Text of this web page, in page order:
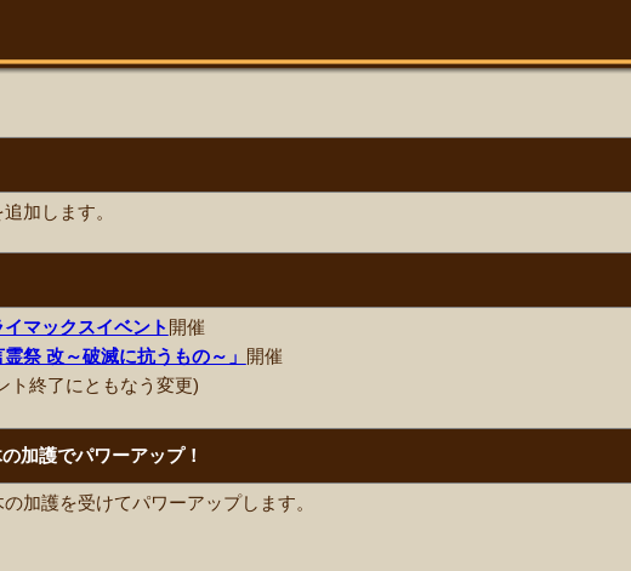
加します。
マックスイベント 開催
祭 改～破滅に抗うもの～」 開催
ト終了にともなう変更)
加護でパワーアップ！
加護を受けてパワーアップします。